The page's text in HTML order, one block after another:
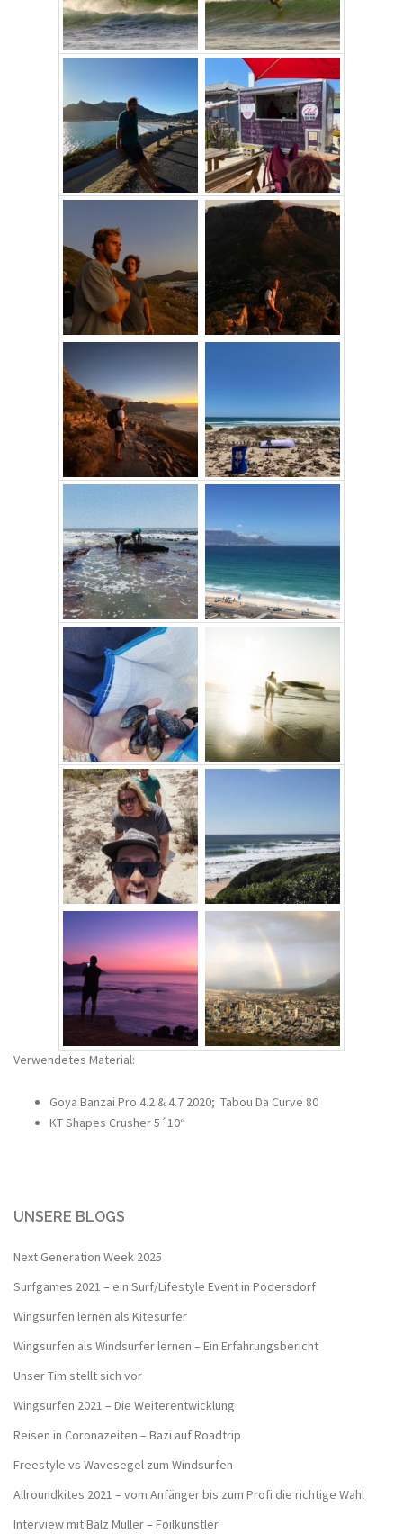
Verwendetes Material:
Goya Banzai Pro 4.2 & 4.7 2020; Tabou Da Curve 80
KT Shapes Crusher 5´10“
UNSERE BLOGS
Next Generation Week 2025
Surfgames 2021 – ein Surf/Lifestyle Event in Podersdorf
Wingsurfen lernen als Kitesurfer
Wingsurfen als Windsurfer lernen – Ein Erfahrungsbericht
Unser Tim stellt sich vor
Wingsurfen 2021 – Die Weiterentwicklung
Reisen in Coronazeiten – Bazi auf Roadtrip
Freestyle vs Wavesegel zum Windsurfen
Allroundkites 2021 – vom Anfänger bis zum Profi die richtige Wahl
Interview mit Balz Müller – Foilkünstler